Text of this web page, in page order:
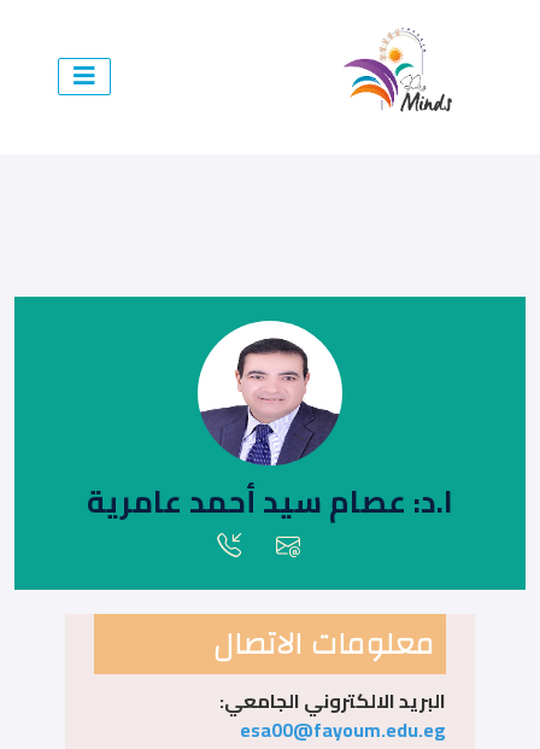
ا.د: عصام سيد أحمد عامرية
معلومات الاتصال
البريد الالكتروني الجامعي:
esa00@fayoum.edu.eg